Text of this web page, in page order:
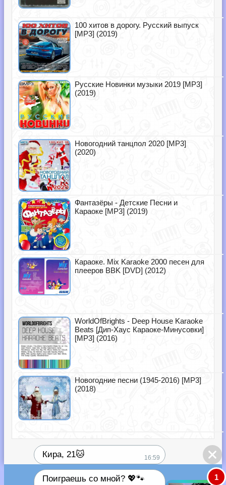
100 хитов в дорогу. Русский выпуск
[MP3] (2019)
Русские Новинки музыки 2019 [MP3]
(2019)
Новогодний танцпол 2020 [MP3]
(2020)
Фантазёры - Детские Песни и
Караоке [MP3] (2019)
Караоке. Mix Karaoke 2000 песен для
плееров BBK [DVD] (2012)
WorldOfBrights - Deep House Karaoke
Beats [Дип-Хаус Караоке-Минусовки]
[MP3] (2016)
Новогодние песни (1945-2016) [MP3]
(2018)
Кира, 21🐱 16:59
Поиграешь со мной? 💖🐾 1